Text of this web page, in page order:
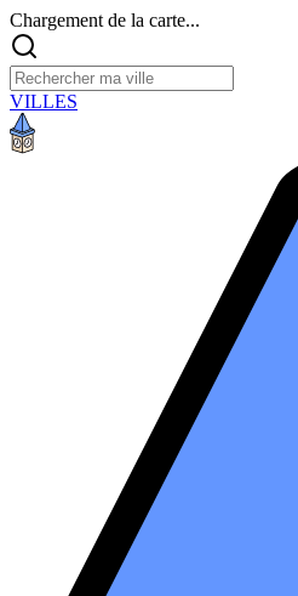
Chargement de la carte...
VILLES